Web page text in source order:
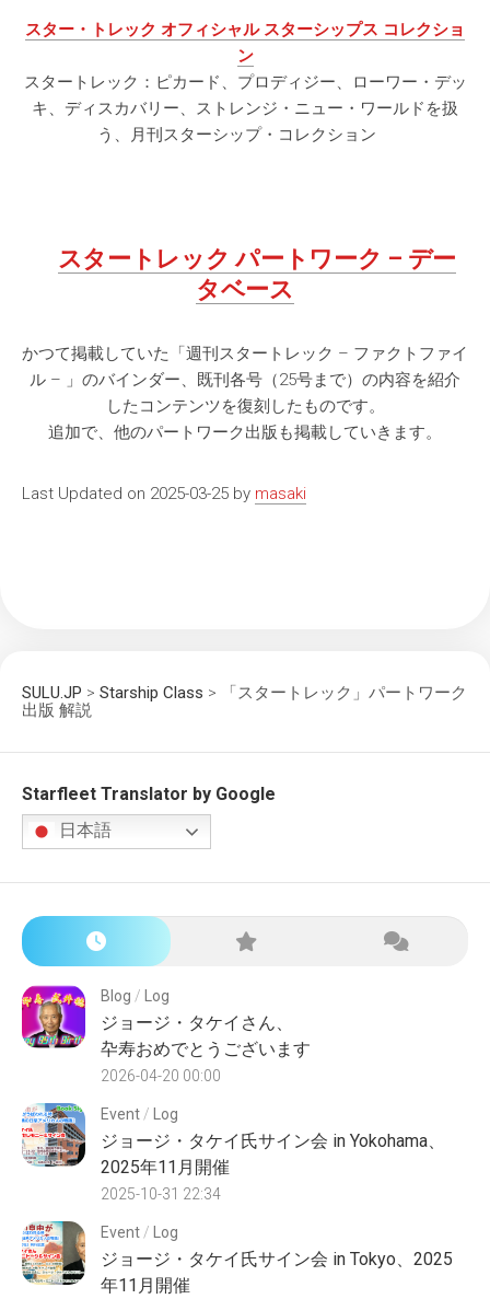
スター・トレック オフィシャル スターシップス コレクショ
ン
スタートレック：ピカード、プロディジー、ローワー・デッ
キ、ディスカバリー、ストレンジ・ニュー・ワールドを扱
う、月刊スターシップ・コレクション
スタートレック パートワーク – デー
タベース
かつて掲載していた「週刊スタートレック – ファクトファイ
ル – 」のバインダー、既刊各号（25号まで）の内容を紹介
したコンテンツを復刻したものです。
追加で、他のパートワーク出版も掲載していきます。
Last Updated on 2025-03-25 by masaki
SULU.JP > Starship Class >
「スタートレック」パートワーク
出版 解説
Starfleet Translator by Google
日本語
Blog / Log
ジョージ・タケイさん、
卆寿おめでとうございます
2026-04-20 00:00
Event / Log
ジョージ・タケイ氏サイン会 in Yokohama、
2025年11月開催
2025-10-31 22:34
Event / Log
ジョージ・タケイ氏サイン会 in Tokyo、2025
年11月開催